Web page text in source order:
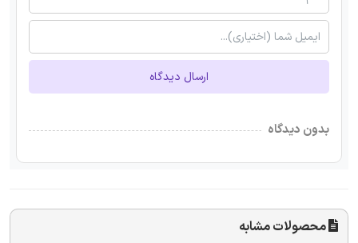
ارسال دیدگاه
بدون دیدگاه
محصولات مشابه